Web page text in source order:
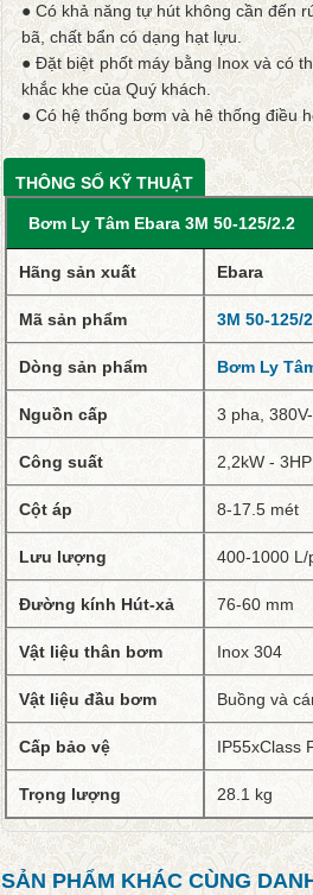
● Có khả năng tự hút không cần đến
bã, chất bẩn có dạng hạt lựu.
● Đặt biệt phốt máy bằng Inox và có
khắc khe của Quý khách.
● Có hệ thống bơm và hê thống điều
THÔNG SỐ KỸ THUẬT
Bơm Ly Tâm Ebara 3M 50-125/2.2
Hãng sản xuất Ebara
Mã sản phẩm 3M 50-125/
Dòng sản phẩm Bơm Ly
Nguồn cấp 3 pha,
Công suất 2,2kW - 3HP
Cột áp 8-17.5 mét
Lưu lượng 400-1000 L/
Đường kính Hút-xả 76-60 mm
Vật liệu thân bơm Inox 304
Vật liệu đầu bơm Buồng và
Cấp bảo vệ IP55xClass
Trọng lượng 28.1 kg
SẢN PHẨM KHÁC CÙNG